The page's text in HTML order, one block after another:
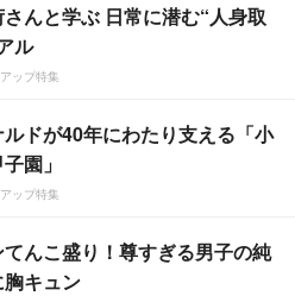
んと学ぶ 日常に潜む“人身取
ル
ップ特集
ドが40年にわたり支える「小
園」
ップ特集
んこ盛り！尊すぎる男子の純
キュン